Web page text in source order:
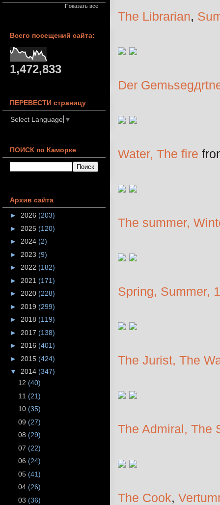
The Librarian,
Der
Water, The fire
The summer,
Spring, Summer,
The Jurist, The
The Admiral, The
The Cook,
Показать все
Всего посещений сайта:
1,472,833
ПЕРЕВЕСТИ страницу
Select Language ▼
ПОИСК по Каморке
Архив сайта
► 2026 (203)
► 2025 (120)
► 2024 (2)
► 2023 (9)
► 2022 (182)
► 2021 (171)
► 2020 (228)
► 2019 (299)
► 2018 (119)
► 2017 (138)
► 2016 (401)
► 2015 (424)
▼ 2014 (347)
12 (40)
11 (21)
10 (35)
09 (27)
08 (29)
07 (22)
06 (24)
05 (41)
04 (26)
03 (36)